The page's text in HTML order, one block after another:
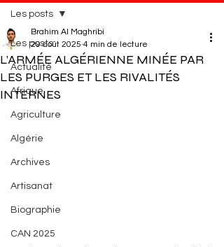
Les posts
Actualité
Afrique
Agriculture
Algérie
Archives
Artisanat
Biographie
CAN 2025
Les posts
L’ARMÉE ALGÉRIENNE MINÉE PAR
LES PURGES ET LES RIVALITÉS
INTERNES
Brahim Al Maghribi
29 août 2025 4 min de lecture